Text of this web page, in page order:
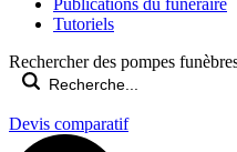
Publications du funéraire
Tutoriels
Rechercher des pompes
Devis comparatif